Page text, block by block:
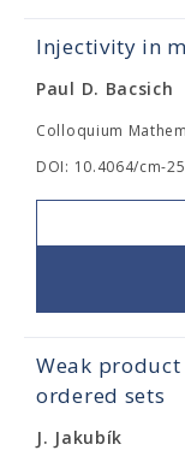
Injectivity in
Paul D. Bacsich
Colloquium
DOI: 10.4064/cm-
Weak
ordered sets
J. Jakubík